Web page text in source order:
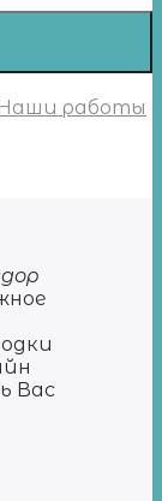
Наши работы
Вас